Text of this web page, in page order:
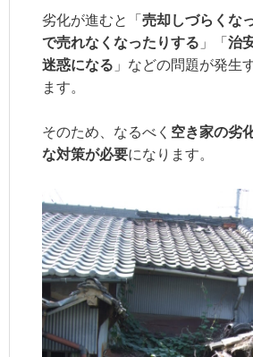
劣化が進むと「 売却しづらくな
で売れなくなったりする 」「 治
迷惑になる 」などの問題が発生
ます。
そのため、なるべく 空き家の劣
な対策が必要になります。